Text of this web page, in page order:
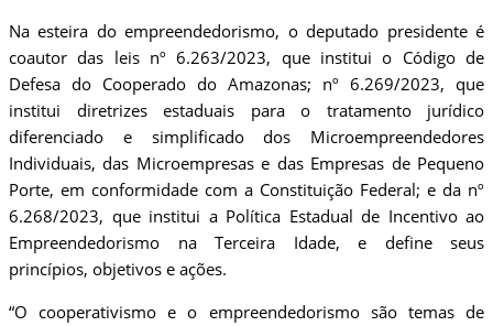
Na esteira do empreendedorismo, o deputado presidente é
coautor das leis nº 6.263/2023, que institui o Código de
Defesa do Cooperado do Amazonas; nº 6.269/2023, que
institui diretrizes estaduais para o tratamento jurídico
diferenciado e simplificado dos Microempreendedores
Individuais, das Microempresas e das Empresas de Pequeno
Porte, em conformidade com a Constituição Federal; e da nº
6.268/2023, que institui a Política Estadual de Incentivo ao
Empreendedorismo na Terceira Idade, e define seus
princípios, objetivos e ações.
“O cooperativismo e o empreendedorismo são temas de